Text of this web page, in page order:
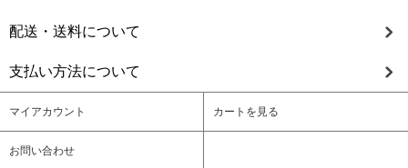
配送・送料について
支払い方法について
マイアカウント カートを見る
お問い合わせ